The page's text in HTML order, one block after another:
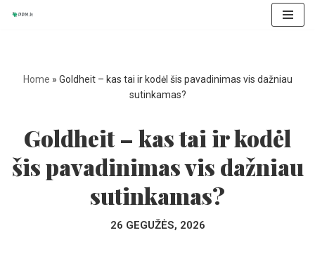
content
Home » Goldheit – kas tai ir kodėl šis pavadinimas vis dažniau
sutinkamas?
Goldheit – kas tai ir kodėl
šis pavadinimas vis dažniau
sutinkamas?
26 GEGUŽĖS, 2026